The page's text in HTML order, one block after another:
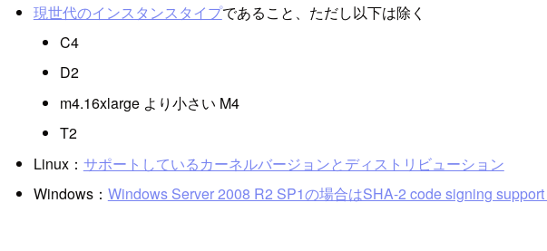
現世代のインスタンスタイプであること、ただし以下は除く
C4
D2
m4.16xlarge より小さい M4
T2
Linux： サポートしているカーネルバージョンとディストリビューション
Windows： Windows Server 2008 R2 SP1の場合はSHA-2 code signing